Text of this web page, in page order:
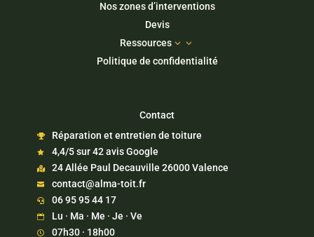
Nos zones d’interventions
Devis
Ressources
3
Politique de confidentialité
Contact
 Réparation et entretien de toiture
 4,4/5 sur 42 avis Google
 24 Allée Paul Decauville 26000 Valence
 contact@alma-toit.fr
 06 95 95 44 17
 Lu · Ma · Me · Je · Ve
 07h30 · 18h00